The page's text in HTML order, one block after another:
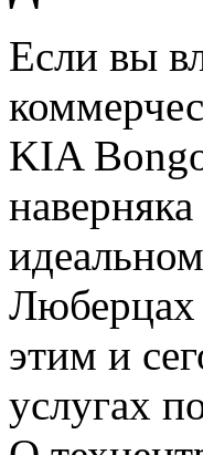
Если вы
KIA
Люберцах
этим и
услугах